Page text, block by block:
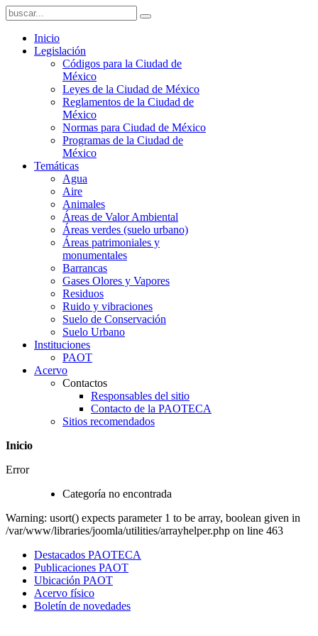
Inicio
Legislación
Códigos para la Ciudad de
México
Leyes de la Ciudad de México
Reglamentos de la Ciudad de
México
Normas para Ciudad de México
Programas de la Ciudad de
México
Temáticas
Agua
Aire
Animales
Áreas de Valor Ambiental
Áreas verdes (suelo urbano)
Áreas patrimoniales y
monumentales
Barrancas
Gases Olores y Vapores
Residuos
Ruido y vibraciones
Suelo de Conservación
Suelo Urbano
Instituciones
PAOT
Acervo
Contactos
Responsables del sitio
Contacto de la PAOTECA
Sitios recomendados
Inicio
Error
Categoría no encontrada
Warning: usort() expects parameter 1 to be array, boolean given in
/var/www/libraries/joomla/utilities/arrayhelper.php on line 463
Destacados PAOTECA
Publicaciones PAOT
Ubicación PAOT
Acervo físico
Boletín de novedades